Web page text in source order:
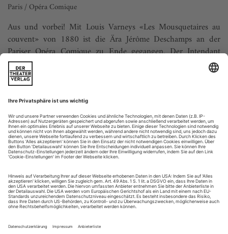
Paris / Opéra Comique
Aus und vorbei! Mit Louis Varneys «Les Mousquetaires au
couvent» von 1880 ist die Ära Jérôme Deschamps an der
Pariser Opéra Comique zu Ende gegangen. Der Intendant
gönnte sich aus diesem Anlass das Vergnügen, wieder mal zu
zeigen, dass er vor allem Künstler ist: Nicht nur zeichnet er
für die Regie verantwortlich, er übernahm auch die
Sprechrolle des Gouverneurs....
Was kommt...
Kopf frei machen!
Von Verantwortung weiß sie ein Lied zu singen – aus eigener
Fingerspitzengefühl fordert Michelle Breedt im Interview. Von
Sängern, Musikern und Dirgenten, von Studenten wie
Lehrern.
Alle Jahre wieder ...